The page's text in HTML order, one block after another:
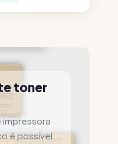
toner
impressora
é possível.